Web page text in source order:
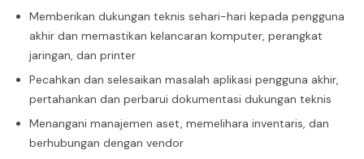
Memberikan dukungan teknis sehari-hari kepada pengguna
akhir dan memastikan kelancaran komputer, perangkat
jaringan, dan printer
Pecahkan dan selesaikan masalah aplikasi pengguna akhir,
pertahankan dan perbarui dokumentasi dukungan teknis
Menangani manajemen aset, memelihara inventaris, dan
berhubungan dengan vendor